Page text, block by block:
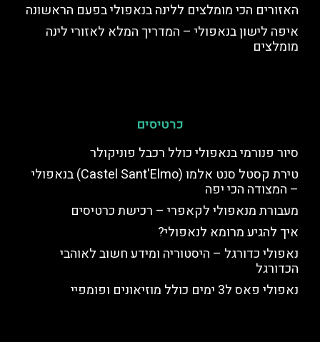
האזורים הכי מומלצים ללינה בנאפולי בפעם הראשונה
איפה לישון בנאפולי – המדריך המלא לאזורי לינה
מומלצים
כרטיסים
סיור פנורמי בנאפולי כולל רכבל פוניקולר
טירת קסטל סנט אלמו (Castel Sant'Elmo) בנאפולי
– המצודה הכי יפה
מעבורת מנאפולי לקאפרי – רכישת כרטיסים
איך להגיע מרומא לנאפולי?
נאפולי כדורגל – היסטוריה ומידע חשוב לאוהבי
הכדורגל
נאפולי פאס ל3 ימים כולל מוזיאונים ופומפיי